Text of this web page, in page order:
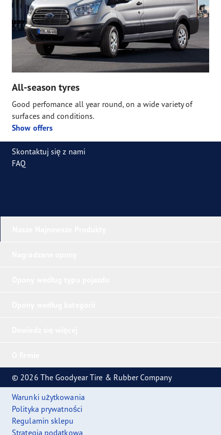
All-season tyres
Good perfomance all year round, on a wide variety of
surfaces and conditions.
Show offers
Skontaktuj się z nami
FAQ
© 2026 The Goodyear Tire & Rubber Company
Warunki użytkowania
Polityka prywatności
Regulamin sklepu
Strategia podatkowa